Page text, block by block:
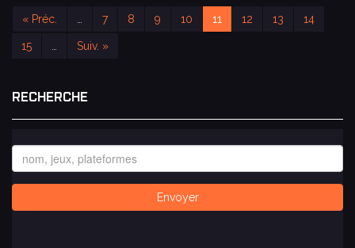
« Préc. 7 8 9 10 11 12 13 14
15 Suiv. »
RECHERCHE
Envoyer